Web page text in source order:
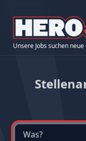
Unsere Jobs suchen
Was?